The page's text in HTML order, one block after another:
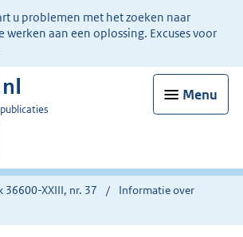
u problemen met het zoeken naar
werken aan een oplossing. Excuses voor
Menu
36600-XXIII, nr. 37
Informatie over